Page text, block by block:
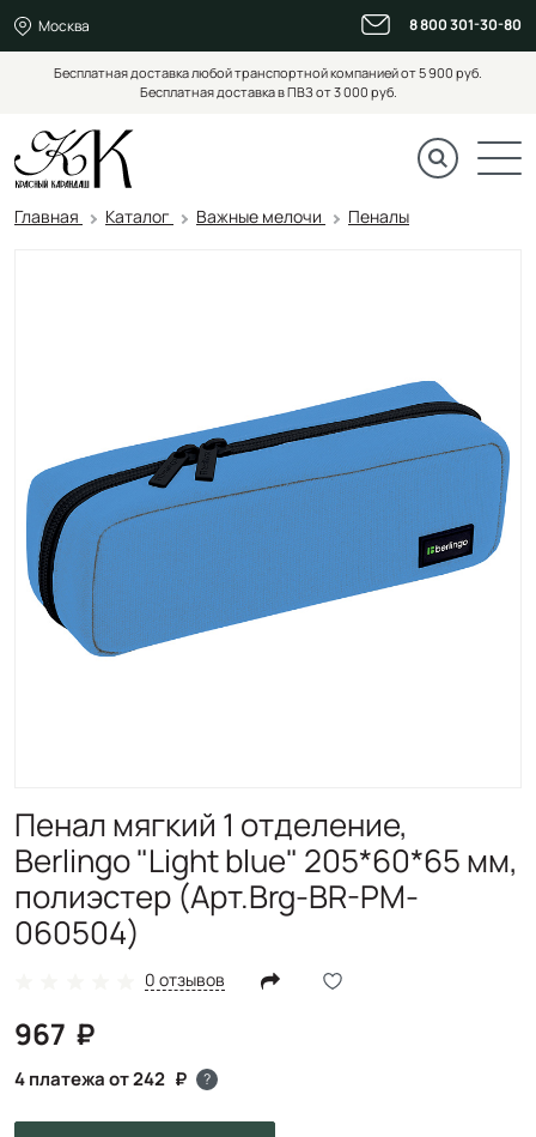
Москва 8 800 301-30-80
Бесплатная доставка любой транспортной компанией от 5 900 руб.
Бесплатная доставка в ПВЗ от 3 000 руб.
Главная Каталог Важные мелочи Пеналы
Пенал мягкий 1 отделение,
Berlingo "Light blue" 205*60*65 мм,
полиэстер (Арт.Brg-BR-PM-
060504)
0 отзывов
967
4 платежа от 242 ?